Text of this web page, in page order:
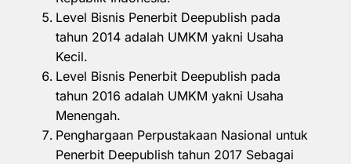
Level Bisnis Penerbit Deepublish pada
tahun 2014 adalah UMKM yakni Usaha
Kecil.
Level Bisnis Penerbit Deepublish pada
tahun 2016 adalah UMKM yakni Usaha
Menengah.
Penghargaan Perpustakaan Nasional untuk
Penerbit Deepublish tahun 2017 Sebagai